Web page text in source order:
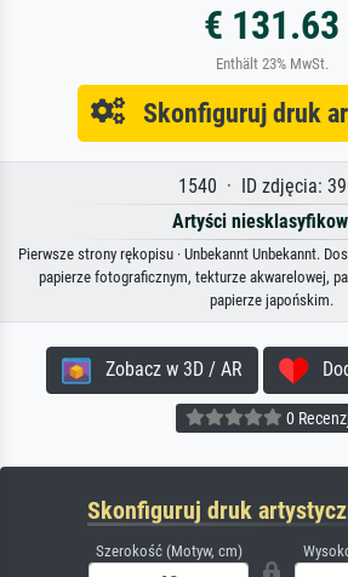
€ 131.63
Enthält 23% MwSt.
Skonfiguruj druk
1540 · ID zdjęcia:
Artyści
Pierwsze strony rękopisu · Unbekannt Unbekannt.
papierze fotograficznym, tekturze akwarelowej,
papierze japońskim.
Zobacz w 3D / AR
0
Skonfiguruj druk
Szerokość (Motyw, cm)